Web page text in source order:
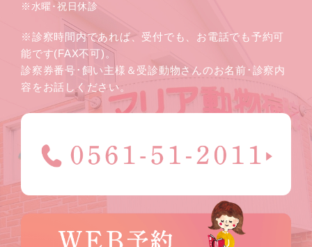
※水曜･祝日休診
※診察時間内であれば、受付でも、お電話でも予約可
能です(FAX不可)。
診察券番号･飼い主様＆受診動物さんのお名前･診察内
容をお話しください。